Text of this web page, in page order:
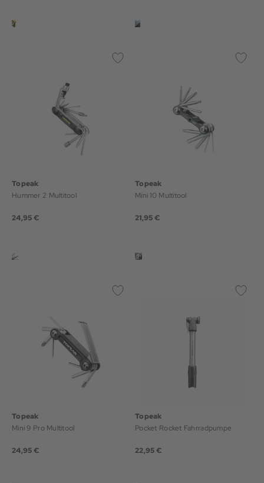
Topeak
Hummer 2 Multitool
24,95 €
Topeak
Mini 10 Multitool
21,95 €
Topeak
Mini 9 Pro Multitool
24,95 €
Topeak
Pocket Rocket Fahrradpumpe
22,95 €